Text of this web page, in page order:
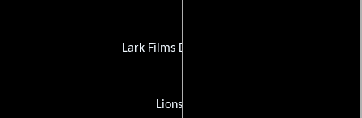
Lark Films Distribution
Lionsgate